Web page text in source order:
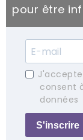
pour être
consent
données
S'inscrire